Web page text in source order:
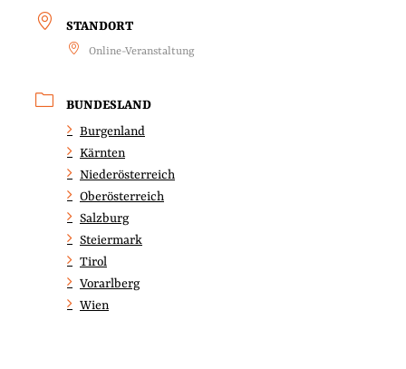
STANDORT
Online-Veranstaltung
BUNDESLAND
Burgenland
Kärnten
Niederösterreich
Oberösterreich
Salzburg
Steiermark
Tirol
Vorarlberg
Wien